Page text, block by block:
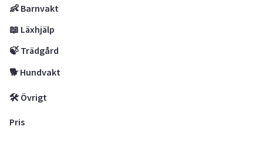
👶 Barnvakt
📖 Läxhjälp
🍃 Trädgård
🐕 Hundvakt
🛠 Övrigt
Pris